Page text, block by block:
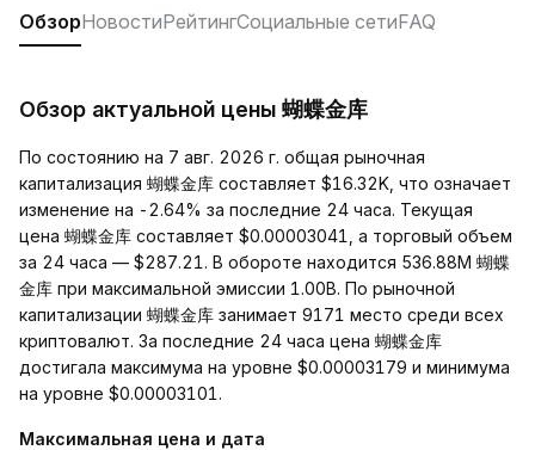
ОбзорНовостиРейтингСоциальные сетиFAQ
Обзор актуальной цены 蝴蝶金库
По состоянию на 7 авг. 2026 г. общая рыночная
капитализация 蝴蝶金库 составляет $16.32K, что означает
изменение на -2.64% за последние 24 часа. Текущая
цена 蝴蝶金库 составляет $0.00003041, а торговый объем
за 24 часа — $287.21. В обороте находится 536.88M 蝴蝶
金库 при максимальной эмиссии 1.00B. По рыночной
капитализации 蝴蝶金库 занимает 9171 место среди всех
криптовалют. За последние 24 часа цена 蝴蝶金库
достигала максимума на уровне $0.00003179 и минимума
на уровне $0.00003101.
Максимальная цена и дата